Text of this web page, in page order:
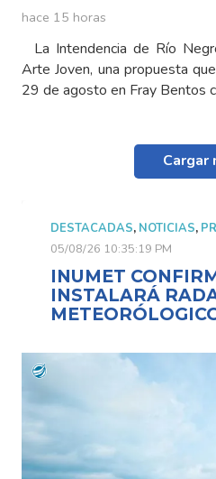
hace 15 horas
La Intendencia de Río
Arte Joven, una propuesta
29 de agosto en Fray Bentos
Cargar
DESTACADAS, NOTICIAS,
05/08/26 10:35:19 PM
INUMET
INSTALARÁ